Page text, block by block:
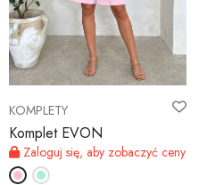
KOMPLETY
Komplet EVON
Zaloguj się, aby zobaczyć ceny